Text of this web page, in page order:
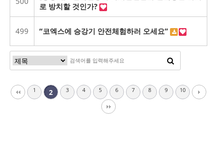
로 방치할 것인가?
499 “코엑스에 승강기 안전체험하러 오세요”
1 2 3 4 5 6 7 8 9 10